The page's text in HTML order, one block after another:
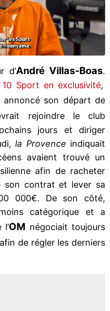
d’André Villas-Boas.
Sport en exclusivité,
annoncé son départ de
rejoindre le club
jours et diriger
la Provence indiquait
avaient trouvé un
afin de racheter
son contrat et lever sa
000€. De son côté,
catégorique et a
OM négociait toujours
afin de régler les derniers